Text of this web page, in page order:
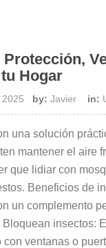
Hogar
by: Javier in:
una solución
mantener el aire
que lidiar con
Beneficios de
un complemento
insectos:
con ventanas o